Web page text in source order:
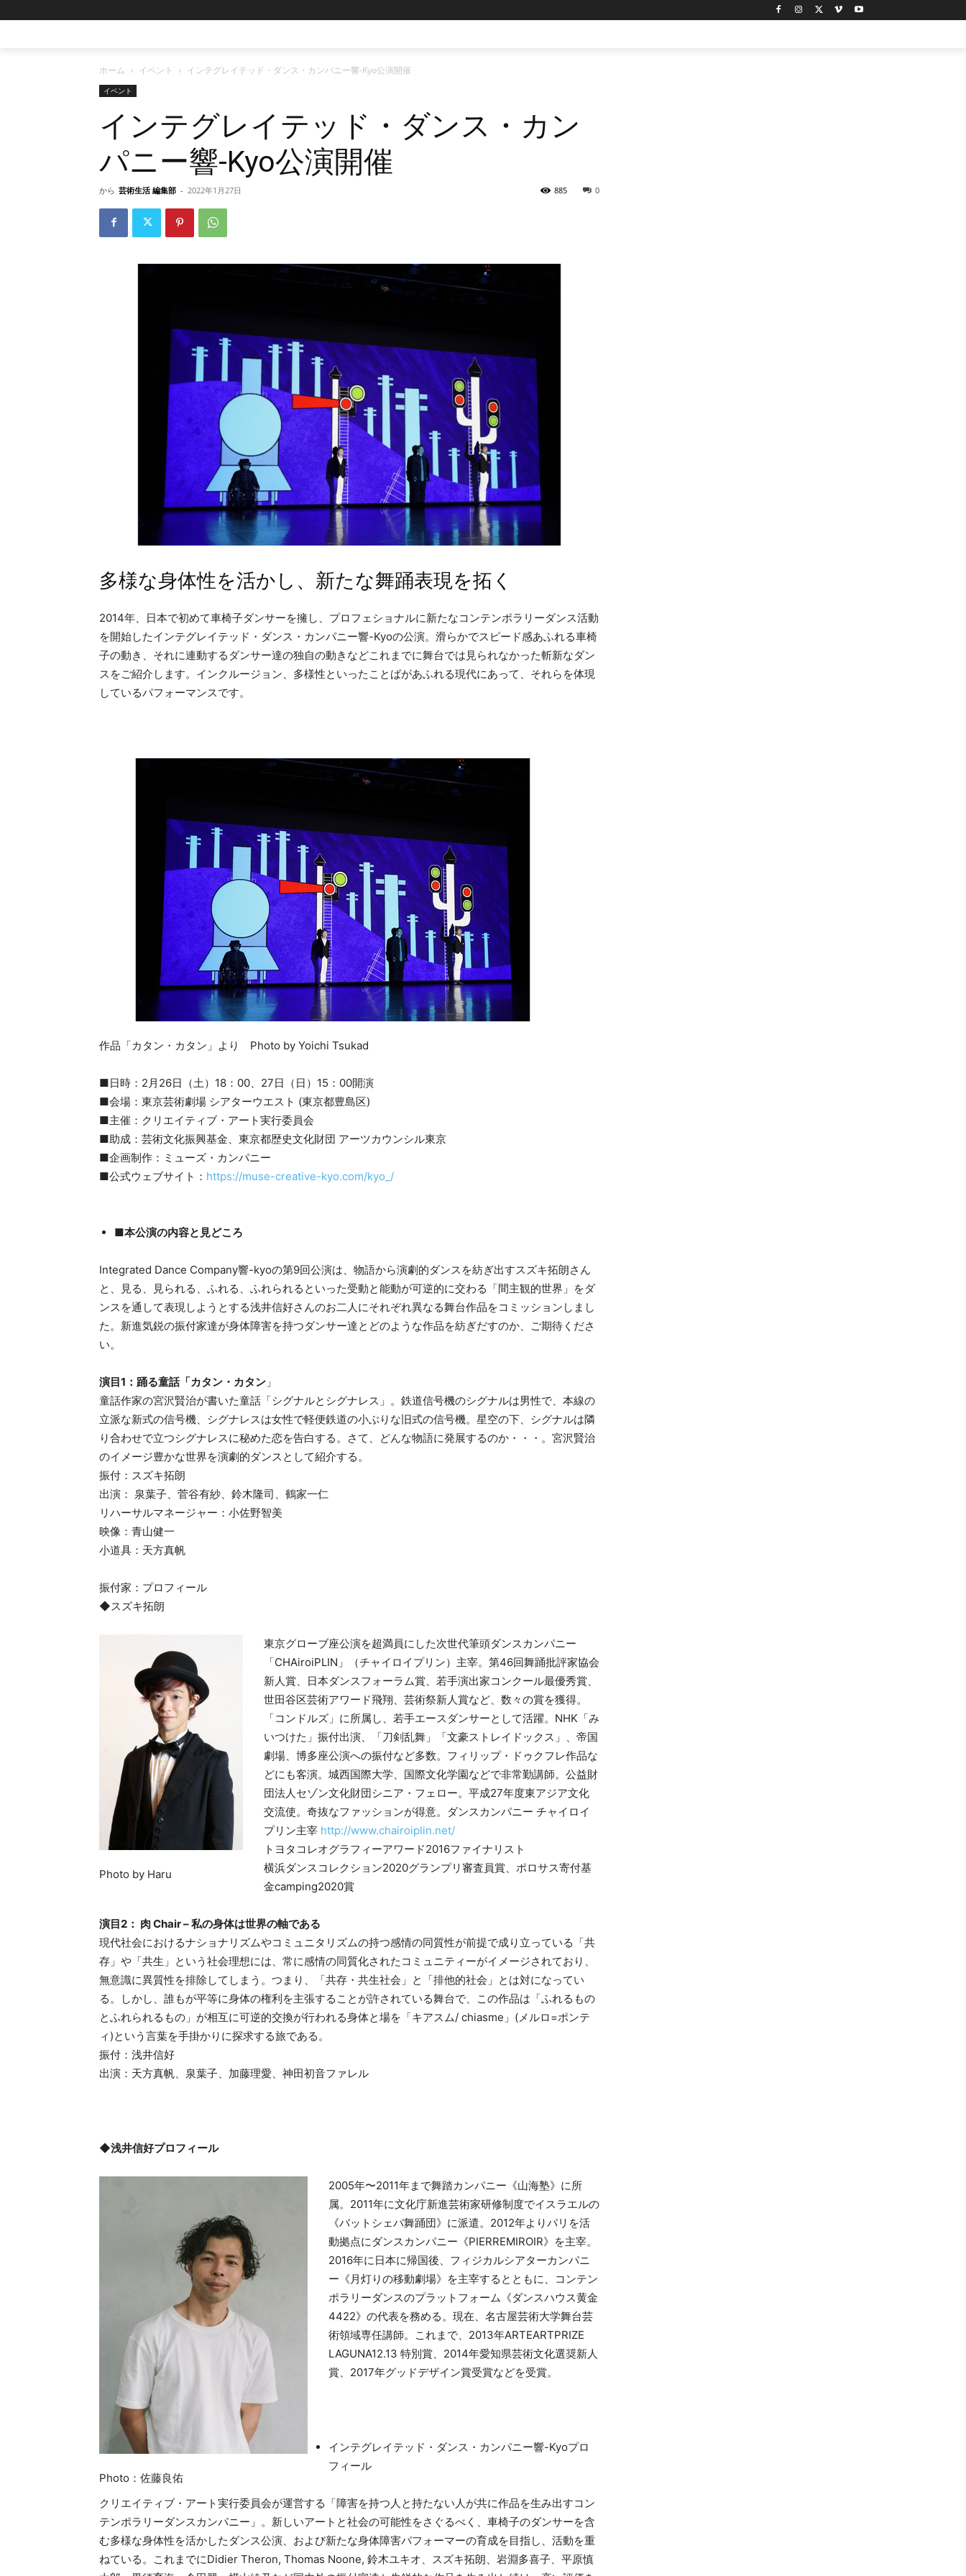
ホーム イベント インテグレイテッド・ダンス・カンパニー響-Kyo公演開催
イベント
インテグレイテッド・ダンス・カン
パニー響-Kyo公演開催
から 芸術生活 編集部 - 2022年1月27日 0
885
多様な身体性を活かし、新たな舞踊表現を拓く
2014年、日本で初めて車椅子ダンサーを擁し、プロフェショナルに新たなコンテンポラリーダンス活動
を開始したインテグレイテッド・ダンス・カンパニー響-Kyoの公演。滑らかでスピード感あふれる車椅
子の動き、それに連動するダンサー達の独自の動きなどこれまでに舞台では見られなかった斬新なダン
スをご紹介します。インクルージョン、多様性といったことばがあふれる現代にあって、それらを体現
しているパフォーマンスです。
作品「カタン・カタン」より Photo by Yoichi Tsukad
■日時：2月26日（土）18：00、27日（日）15：00開演
■会場：東京芸術劇場 シアターウエスト (東京都豊島区)
■主催：クリエイティブ・アート実行委員会
■助成：芸術文化振興基金、東京都歴史文化財団 アーツカウンシル東京
■企画制作：ミューズ・カンパニー
■公式ウェブサイト： https://muse-creative-kyo.com/kyo_/
■本公演の内容と見どころ
Integrated Dance Company響-kyoの第9回公演は、物語から演劇的ダンスを紡ぎ出すスズキ拓朗さん
と、見る、見られる、ふれる、ふれられるといった受動と能動が可逆的に交わる「間主観的世界」をダ
ンスを通して表現しようとする浅井信好さんのお二人にそれぞれ異なる舞台作品をコミッションしまし
た。新進気鋭の振付家達が身体障害を持つダンサー達とどのような作品を紡ぎだすのか、ご期待くださ
い。
演目1：踊る童話「カタン・カタン 」
童話作家の宮沢賢治が書いた童話「シグナルとシグナレス」。鉄道信号機のシグナルは男性で、本線の
立派な新式の信号機、シグナレスは女性で軽便鉄道の小ぶりな旧式の信号機。星空の下、シグナルは隣
り合わせで立つシグナレスに秘めた恋を告白する。さて、どんな物語に発展するのか・・・。宮沢賢治
のイメージ豊かな世界を演劇的ダンスとして紹介する。
振付：スズキ拓朗
出演： 泉葉子、菅谷有紗、鈴木隆司、鶴家一仁
リハーサルマネージャー：小佐野智美
映像：青山健一
小道具：天方真帆
振付家：プロフィール
◆スズキ拓朗
Photo by Haru
東京グローブ座公演を超満員にした次世代筆頭ダンスカンパニー
「CHAiroiPLIN」（チャイロイプリン）主宰。第46回舞踊批評家協会
新人賞、日本ダンスフォーラム賞、若手演出家コンクール最優秀賞、
世田谷区芸術アワード飛翔、芸術祭新人賞など、数々の賞を獲得。
「コンドルズ」に所属し、若手エースダンサーとして活躍。NHK「み
いつけた」振付出演、「刀剣乱舞」「文豪ストレイドックス」、帝国
劇場、博多座公演への振付など多数。フィリップ・ドゥクフレ作品な
どにも客演。城西国際大学、国際文化学園などで非常勤講師。公益財
団法人セゾン文化財団シニア・フェロー。平成27年度東アジア文化
交流使。奇抜なファッションが得意。ダンスカンパニー チャイロイ
プリン主宰 http://www.chairoiplin.net/
トヨタコレオグラフィーアワード2016ファイナリスト
横浜ダンスコレクション2020グランプリ審査員賞、ポロサス寄付基
金camping2020賞
演目2： 肉 Chair – 私の身体は世界の軸である
現代社会におけるナショナリズムやコミュニタリズムの持つ感情の同質性が前提で成り立っている「共
存」や「共生」という社会理想には、常に感情の同質化されたコミュニティーがイメージされており、
無意識に異質性を排除してしまう。つまり、「共存・共生社会」と「排他的社会」とは対になってい
る。しかし、誰もが平等に身体の権利を主張することが許されている舞台で、この作品は「ふれるもの
とふれられるもの」が相互に可逆的交換が行われる身体と場を「キアスム/ chiasme」(メルロ=ポンテ
ィ)という言葉を手掛かりに探求する旅である。
振付：浅井信好
出演：天方真帆、泉葉子、加藤理愛、神田初音ファレル
◆浅井信好プロフィール
Photo：佐藤良佑
2005年〜2011年まで舞踏カンパニー《山海塾》に所
属。2011年に文化庁新進芸術家研修制度でイスラエルの
《バットシェバ舞踊団》に派遣。2012年よりパリを活
動拠点にダンスカンパニー《PIERREMIROIR》を主宰。
2016年に日本に帰国後、フィジカルシアターカンパニ
ー《月灯りの移動劇場》を主宰するとともに、コンテン
ポラリーダンスのプラットフォーム《ダンスハウス黄金
4422》の代表を務める。現在、名古屋芸術大学舞台芸
術領域専任講師。これまで、2013年ARTEARTPRIZE
LAGUNA12.13 特別賞、2014年愛知県芸術文化選奨新人
賞、2017年グッドデザイン賞受賞などを受賞。
インテグレイテッド・ダンス・カンパニー響-Kyoプロ
フィール
クリエイティブ・アート実行委員会が運営する「障害を持つ人と持たない人が共に作品を生み出すコン
テンポラリーダンスカンパニー」。新しいアートと社会の可能性をさぐるべく、車椅子のダンサーを含
む多様な身体性を活かしたダンス公演、および新たな身体障害パフォーマーの育成を目指し、活動を重
ねている。これまでにDidier Theron, Thomas Noone, 鈴木ユキオ、スズキ拓朗、岩淵多喜子、平原慎